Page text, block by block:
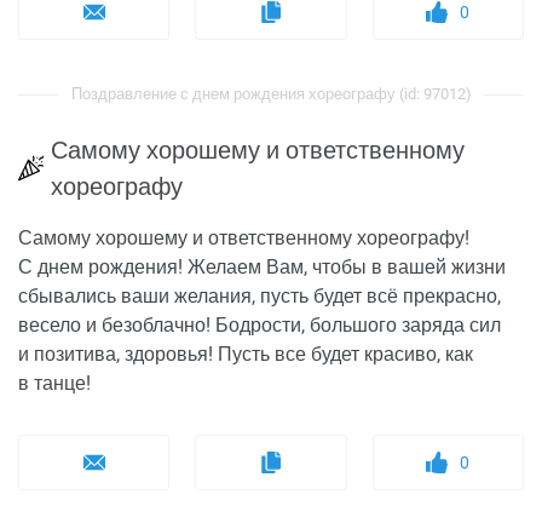
0
Поздравление с днем рождения хореографу (id: 97012)
Самому хорошему и ответственному
хореографу
Самому хорошему и ответственному хореографу!
С днем рождения! Желаем Вам, чтобы в вашей жизни
сбывались ваши желания, пусть будет всё прекрасно,
весело и безоблачно! Бодрости, большого заряда сил
и позитива, здоровья! Пусть все будет красиво, как
в танце!
0